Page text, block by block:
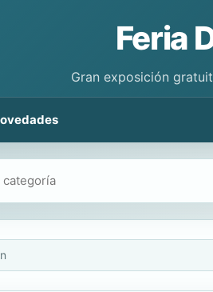
Feria
Gran exposición